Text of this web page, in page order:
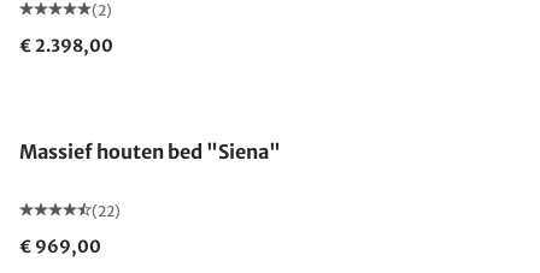
(2)
€ 2.398,00
Massief houten bed "Siena"
(22)
€ 969,00